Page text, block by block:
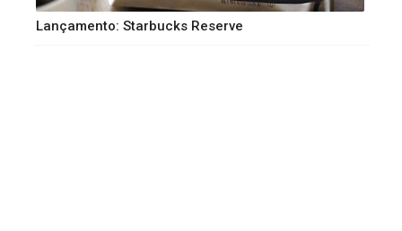
Lançamento: Starbucks Reserve